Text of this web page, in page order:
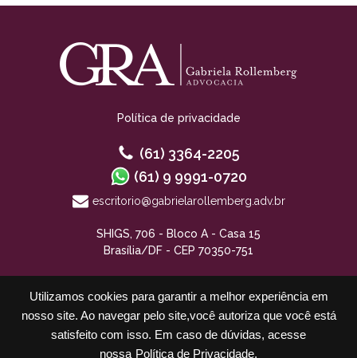
Utilizamos cookies para garantir a melhor experiência em
nosso site. Ao navegar pelo site,você autoriza que você está
satisfeito com isso. Em caso de dúvidas, acesse
nossa Política de Privacidade.
Política de privacidade
(61) 3364-2205
(61) 9 9991-0720
escritorio@gabrielarollemberg.adv.br
SHIGS, 706 - Bloco A - Casa 15
Brasília/DF - CEP 70350-751